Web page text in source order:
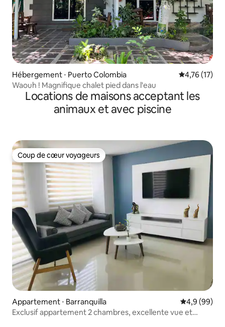
Hébergement ⋅ Puerto Colombia Évaluation
4,76 (17)
Waouh ! Magnifique chalet pied dans l'eau
Locations de maisons acceptant les
animaux et avec piscine
Coup de cœur voyageurs
Coup de cœur voyageurs
Appartement ⋅ Barranquilla Évaluation
4,9 (99)
Exclusif appartement 2 chambres, excellente vue et